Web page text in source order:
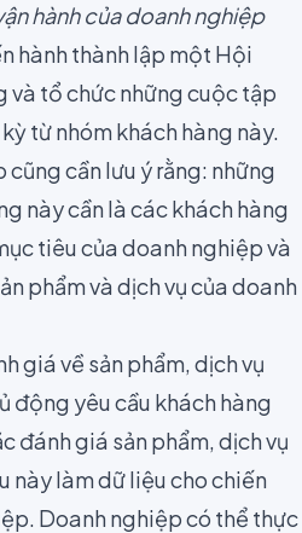
hành của doanh nghiệp
hành thành lập một Hội
và tổ chức những cuộc tập
từ nhóm khách hàng này.
cần lưu ý rằng: những
này cần là các khách hàng
tiêu của doanh nghiệp và
phẩm và dịch vụ của doanh
giá về sản phẩm, dịch vụ
động yêu cầu khách hàng
đánh giá sản phẩm, dịch vụ
này làm dữ liệu cho chiến
Doanh nghiệp có thể thực